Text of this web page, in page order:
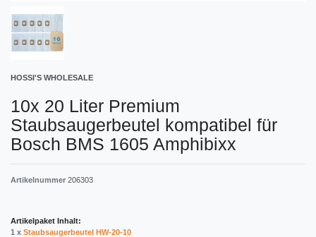
HOSSI'S WHOLESALE
10x 20 Liter Premium
Staubsaugerbeutel kompatibel für
Bosch BMS 1605 Amphibixx
Artikelnummer 206303
Artikelpaket Inhalt:
1 x Staubsaugerbeutel HW-20-10